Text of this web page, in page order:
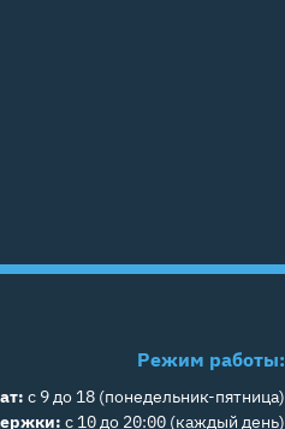
Режим работы:
с 9 до 18 (понедельник-пятница)
с 10 до 20:00 (каждый день)